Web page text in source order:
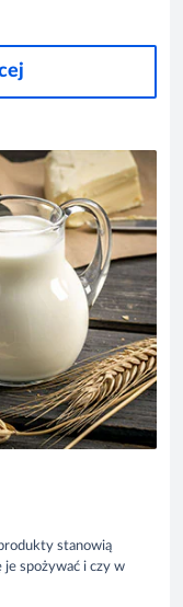
stanowią
je spożywać i czy w